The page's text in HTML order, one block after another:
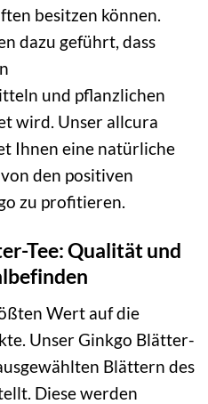
besitzen können.
dazu geführt, dass
und pflanzlichen
wird. Unser allcura
Ihnen eine natürliche
den positiven
zu profitieren.
Tee: Qualität und
Wert auf die
Unser Ginkgo Blätter-
Blättern des
Diese werden